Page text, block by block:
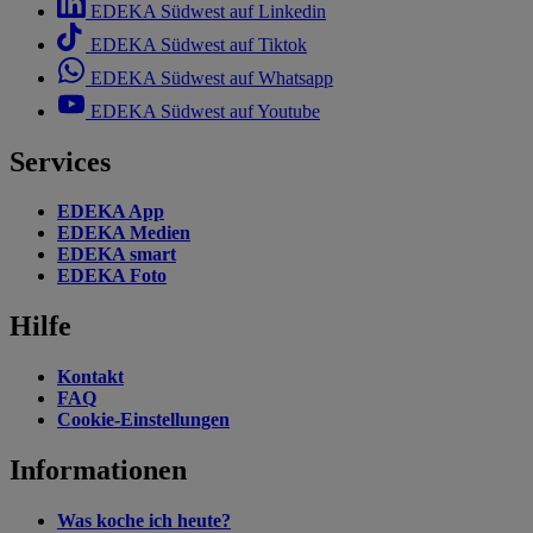
EDEKA Südwest auf Linkedin
EDEKA Südwest auf Tiktok
EDEKA Südwest auf Whatsapp
EDEKA Südwest auf Youtube
Services
EDEKA App
EDEKA Medien
EDEKA smart
EDEKA Foto
Hilfe
Kontakt
FAQ
Cookie-Einstellungen
Informationen
Was koche ich heute?